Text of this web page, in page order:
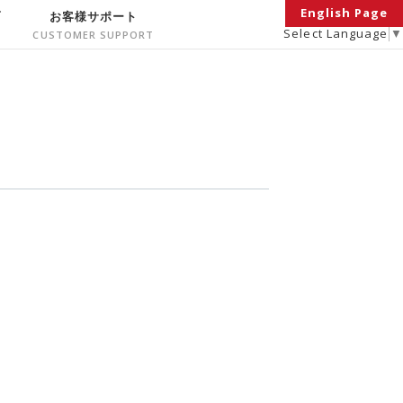
お客様サポート
English Page
Select Language ▼